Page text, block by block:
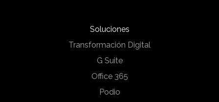
Soluciones
Transformación Digital
G Suite
Office 365
Podio